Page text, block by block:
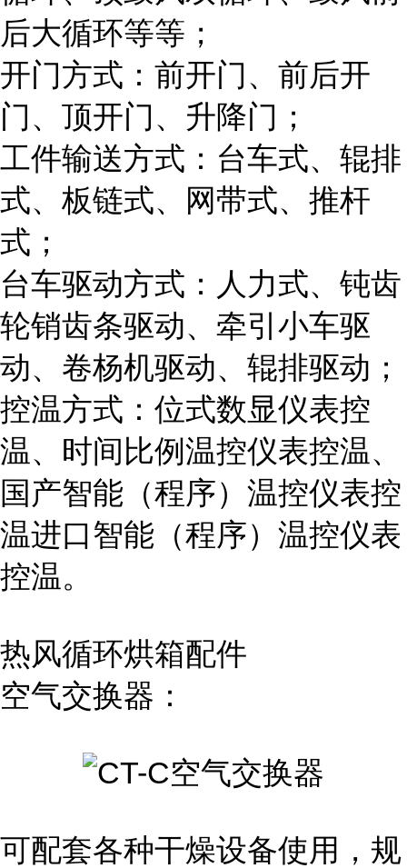
后大循环等等；
开门方式：前开门、前后开
门、顶开门、升降门；
工件输送方式：台车式、辊排
式、板链式、网带式、推杆
式；
台车驱动方式：人力式、钝齿
轮销齿条驱动、牵引小车驱
动、卷杨机驱动、辊排驱动；
控温方式：位式数显仪表控
温、时间比例温控仪表控温、
国产智能（程序）温控仪表控
温进口智能（程序）温控仪表
控温。
热风循环烘箱配件
空气交换器：
可配套各种干燥设备使用，规